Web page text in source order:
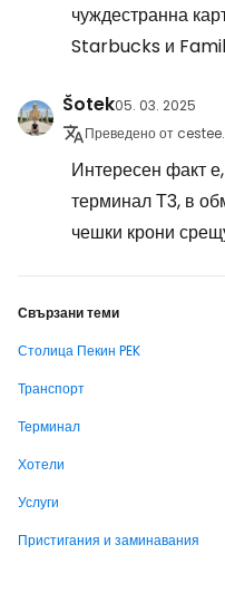
чуждестранна
Starbucks и
Šotek05. 03. 2025
Преведено от
Интересен факт
терминал Т3, в
чешки крони
Свързани теми
Столица Пекин PEK
Транспорт
Терминал
Хотели
Услуги
Пристигания и заминавания